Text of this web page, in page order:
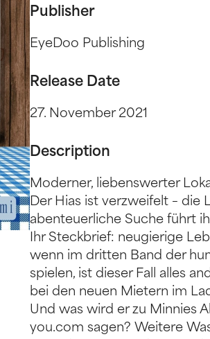
Publisher
EyeDoo Publishing
Release Date
27. November 2021
Description
Moderner, liebenswerter
Der Hias ist verzweifelt – die
abenteuerliche Suche führt
Ihr Steckbrief: neugierige
wenn im dritten Band der
spielen, ist dieser Fall alles
bei den neuen Mietern im
Und was wird er zu Minnies
you.com sagen? Weitere